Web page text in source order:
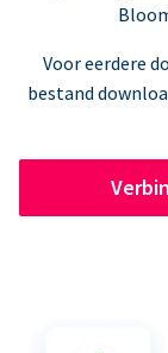
Voor eerdere
bestand